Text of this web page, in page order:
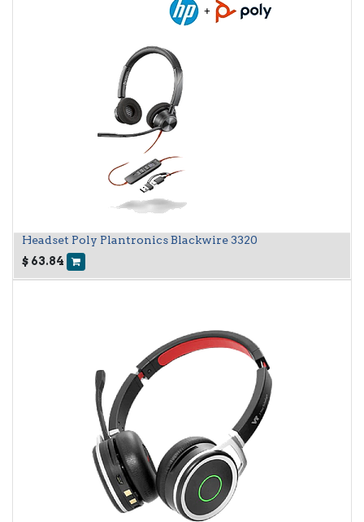
Headset Poly Plantronics Blackwire 3320
$ 63.84